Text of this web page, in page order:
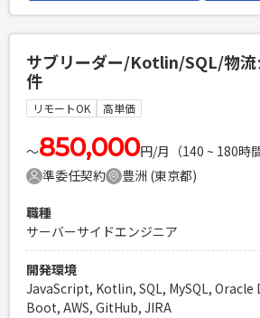
プロジェクト推進
必須スキル
・Webシステム開発におけるSEのご経験
定義のご経験（2年以上） ・仕様書・設
ームや関係者と円滑に連携した経験 ・通
での業務のご経験
PHPを用いたWebサービスの開発経験
Laravelを用いた開発経験1年以上
サブリーダー/Kotlin/SQL/物流
件
リモートOK 高単価
〜850,000円/月（140 ~ 180時
準委任契約
豊洲 (東京都)
職種
サーバーサイドエンジニア
開発環境
JavaScript, Kotlin, SQL, MySQL,
Boot, AWS, GitHub, JIRA